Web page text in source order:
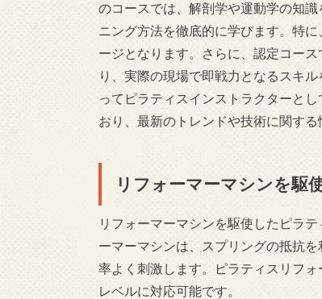
のコースでは、解剖学や運動学の知
ニング方法を徹底的に学びます。特
ージとなります。さらに、認定コー
り、実際の現場で即戦力となるスキ
ってピラティスインストラクターと
おり、最新のトレンドや技術に関する
リフォーマーマシンを駆
リフォーマーマシンを駆使したピラ
ーマーマシンは、スプリングの抵抗
率よく刺激します。ピラティスリフ
レベルに対応可能です。